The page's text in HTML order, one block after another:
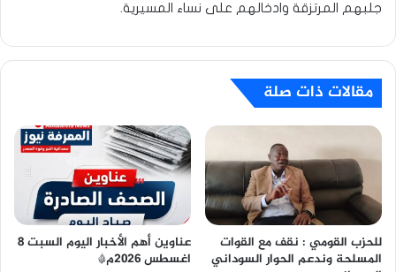
جلبهم المرتزقة وادخالهم على نساء المسيرية.
مقالات ذات صلة
للحزب القومي : نقف مع القوات
المسلحة وندعم الحوار السوداني
عناوين أهم الأخبار اليوم السبت ٨
اغسطس ٢٠٢٦م*